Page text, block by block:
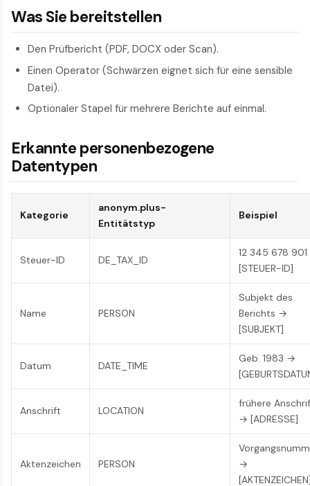
Was Sie bereitstellen
Den Prüfbericht (PDF, DOCX oder Scan).
Einen Operator (Schwärzen eignet sich für eine sensible
Datei).
Optionaler Stapel für mehrere Berichte auf einmal.
Erkannte personenbezogene
Datentypen
Kategorie
anonym.plus-
Entitätstyp
Beispiel
Steuer-ID DE_TAX_ID
12 345 678
[STEUER-ID]
Name PERSON
Subjekt des
Berichts →
[SUBJEKT]
Datum DATE_TIME
Geb. 1983 →
Anschrift LOCATION
frühere
→ [ADRESSE]
Aktenzeichen PERSON
→